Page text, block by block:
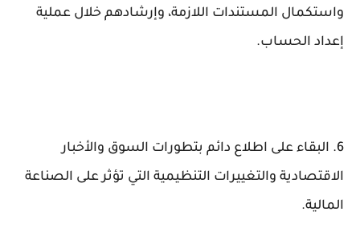
واستكمال المستندات اللازمة، وإرشادهم خلال عملية
إعداد الحساب.
6. البقاء على اطلاع دائم بتطورات السوق والأخبار
الاقتصادية والتغييرات التنظيمية التي تؤثر على الصناعة
المالية.